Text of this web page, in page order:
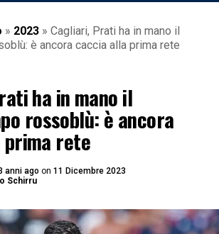
» 2023 » Cagliari, Prati ha in mano il
è ancora caccia alla prima rete
ha in mano il
rossoblù: è ancora
rete
anni ago on 11 Dicembre 2023
Schirru